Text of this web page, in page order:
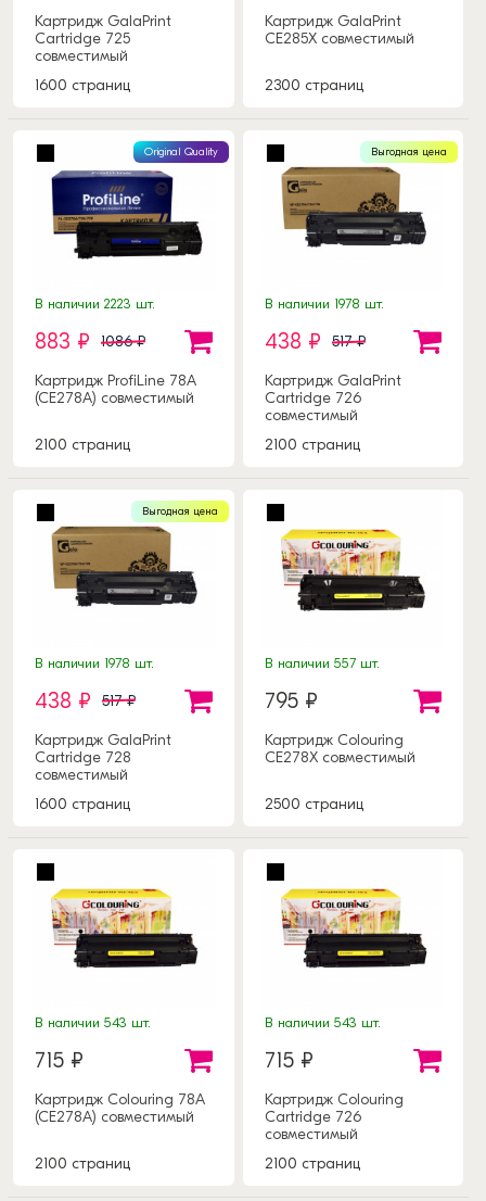
Картридж GalaPrint
Cartridge 725
совместимый
1600 страниц
Картридж GalaPrint
CE285X совместимый
2300 страниц
Original Quality
В наличии 2223 шт.
883 ₽ 1086 ₽
Картридж ProfiLine 78A
(CE278A) совместимый
2100 страниц
Выгодная цена
В наличии 1978 шт.
438 ₽ 517 ₽
Картридж GalaPrint
Cartridge 726
совместимый
2100 страниц
Выгодная цена
В наличии 1978 шт.
438 ₽ 517 ₽
Картридж GalaPrint
Cartridge 728
совместимый
1600 страниц
В наличии 557 шт.
795 ₽
Картридж Colouring
CE278X совместимый
2500 страниц
В наличии 543 шт.
715 ₽
Картридж Colouring 78A
(CE278A) совместимый
2100 страниц
В наличии 543 шт.
715 ₽
Картридж Colouring
Cartridge 726
совместимый
2100 страниц